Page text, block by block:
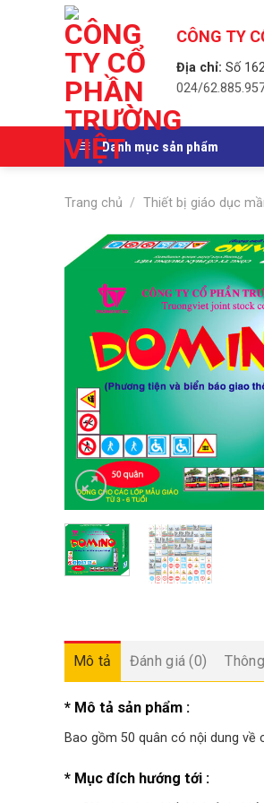
CÔNG TY
Địa chỉ: Số
024/
Danh mục sản phẩm
Trang chủ / Thiết bị giáo dục
Mô tả Đánh giá (0)
* Mô tả sản phẩm :
Bao gồm 50 quân có nội dung
* Mục đích hướng tới :